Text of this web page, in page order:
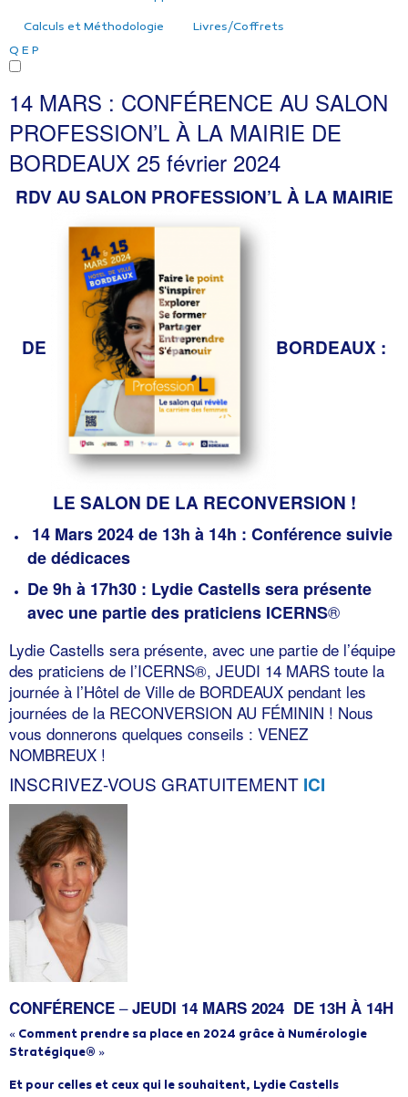
Calculs et Méthodologie
Livres/Coffrets
Q E P
14 MARS : CONFÉRENCE AU SALON
PROFESSION’L À LA MAIRIE DE
BORDEAUX 25 février 2024
RDV AU SALON PROFESSION’L À LA MAIRIE
DE BORDEAUX :
LE SALON DE LA RECONVERSION !
14 Mars 2024 de 13h à 14h : Conférence suivie
de dédicaces
De 9h à 17h30 : Lydie Castells sera présente
avec une partie des praticiens ICERNS®
Lydie Castells sera présente, avec une partie de l’équipe
des praticiens de l’ICERNS®, JEUDI 14 MARS toute la
journée à l’Hôtel de Ville de BORDEAUX pendant les
journées de la RECONVERSION AU FÉMININ ! Nous
vous donnerons quelques conseils : VENEZ
NOMBREUX !
INSCRIVEZ-VOUS GRATUITEMENT ICI
CONFÉRENCE –JEUDI 14 MARS 2024 DE 13H À 14H
« Comment prendre sa place en 2024 grâce à Numérologie
Stratégique® »
Et pour celles et ceux qui le souhaitent, Lydie Castells